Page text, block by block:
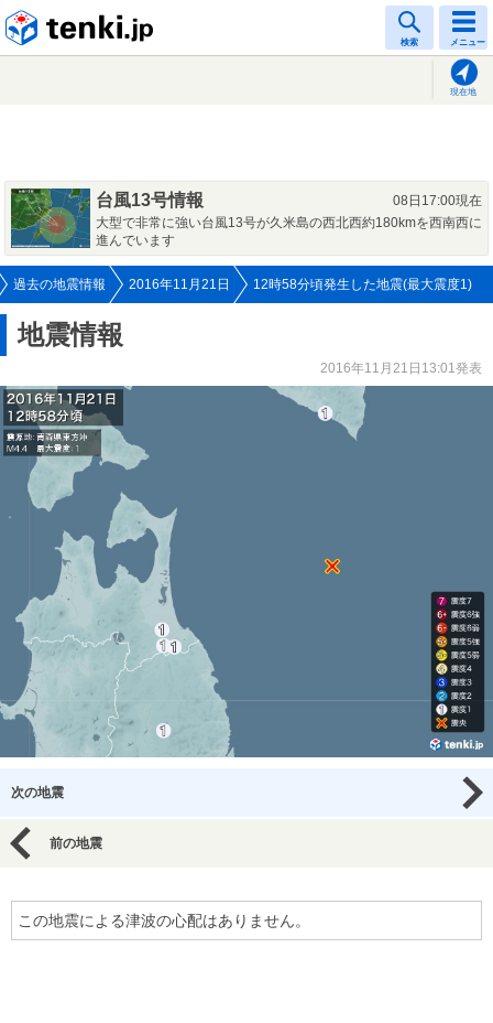
検索 メニュー
現在地
台風13号情報
08日17:00現在
大型で非常に強い台風13号が久米島の西北西約180kmを西南西に
進んでいます
過去の地震情報 2016年11月21日 12時58分頃発生した地震(最大震度1)
地震情報
2016年11月21日13:01発表
次の地震
前の地震
この地震による津波の心配はありません。